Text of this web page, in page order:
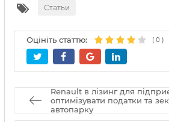
Статьи
Оцініть статтю: ( 0 )
Renault в лізинг для
оптимізувати податки та
автопарку